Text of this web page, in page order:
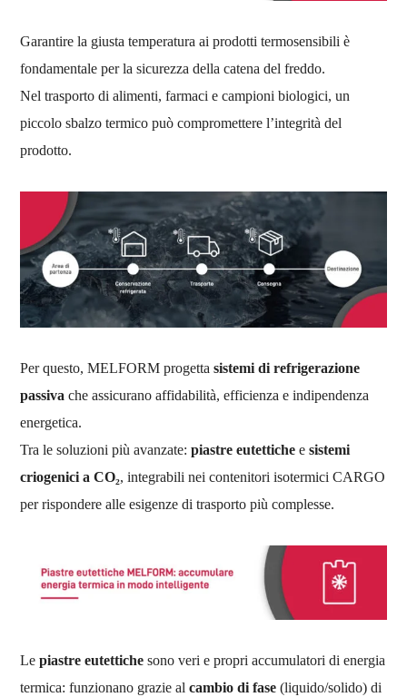
Garantire la giusta temperatura ai prodotti termosensibili è
fondamentale per la sicurezza della catena del freddo.
Nel trasporto di alimenti, farmaci e campioni biologici, un
piccolo sbalzo termico può compromettere l’integrità del
prodotto.
Per questo, MELFORM progettasistemi di refrigerazione
passiva che assicurano affidabilità, efficienza e indipendenza
energetica.
Tra le soluzioni più avanzate:piastre eutettiche esistemi
criogenici a CO₂, integrabili nei contenitori isotermici CARGO
per rispondere alle esigenze di trasporto più complesse.
Lepiastre eutettiche sono veri e propri accumulatori di energia
termica: funzionano grazie alcambio di fase (liquido/solido) di